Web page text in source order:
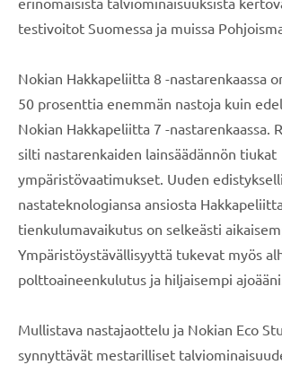
testivoitot Suomessa ja muissa
Nokian Hakkapeliitta 8 -nastarenkaassa
50 prosenttia enemmän nastoja kuin
Nokian Hakkapeliitta 7 -nastarenkaassa.
silti nastarenkaiden lainsäädännön tiukat
ympäristövaatimukset. Uuden
nastateknologiansa ansiosta
tienkulumavaikutus on selkeästi
Ympäristöystävällisyyttä tukevat myös
polttoaineenkulutus ja hiljaisempi
Mullistava nastajaottelu ja Nokian Eco
synnyttävät mestarilliset